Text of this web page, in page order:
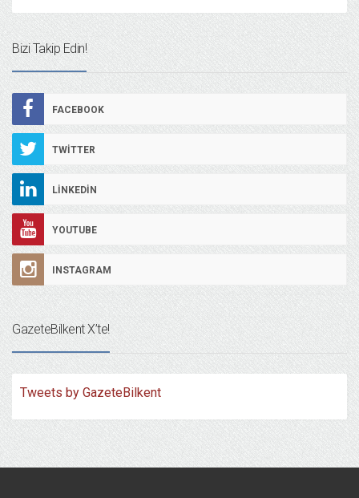
Bizi Takip Edin!
FACEBOOK
TWITTER
LINKEDIN
YOUTUBE
INSTAGRAM
GazeteBilkent X’te!
Tweets by GazeteBilkent